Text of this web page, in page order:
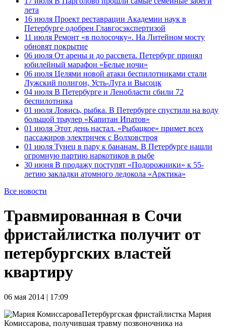
лета
16 июля Проект реставрации Академии наук в
Петербурге одобрен Главгосэкспертизой
11 июля Ремонт «в полосочку». На Литейном мосту
обновят покрытие
06 июля От арены и до рассвета. Петербург принял
юбилейный марафон «Белые ночи»
06 июля Целями новой атаки беспилотниками стали
Лужский полигон, Усть-Луга и Высоцк
04 июля В Петербурге и Ленобласти сбили 72
беспилотника
01 июля Ловись, рыбка. В Петербурге спустили на воду
большой траулер «Капитан Ипатов»
01 июля Этот день настал. «Рыбацкое» примет всех
пассажиров электричек с Волховстроя
01 июля Тунец в пару к бананам. В Петербурге нашли
огромную партию наркотиков в рыбе
30 июня В продажу поступят «Подорожники» к 55-
летию закладки атомного ледокола «Арктика»
Все новости
Травмированная в Сочи
фристайлистка получит от
петербургских властей
квартиру
06 мая 2014 | 17:09
Петербургская фристайлистка Мария
Комиссарова, получившая травму позвоночника на